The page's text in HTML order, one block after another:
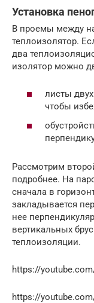
Установка
В проемы между
теплоизолятор.
два
изолятор можно
листы
чтобы
Рассмотрим
подробнее. На
сначала в
закладывается
нее
вертикальных
теплоизоляции.
https://
https://